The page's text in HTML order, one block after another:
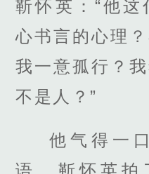
靳怀英：“他这
心书言的心理
我一意孤行？
不是人？”
他气得一